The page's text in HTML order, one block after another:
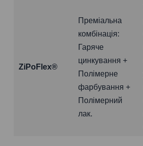
ZiPoFlex®
Преміальна
комбінація:
Гаряче
цинкування +
Полімерне
фарбування +
Полімерний
лак.